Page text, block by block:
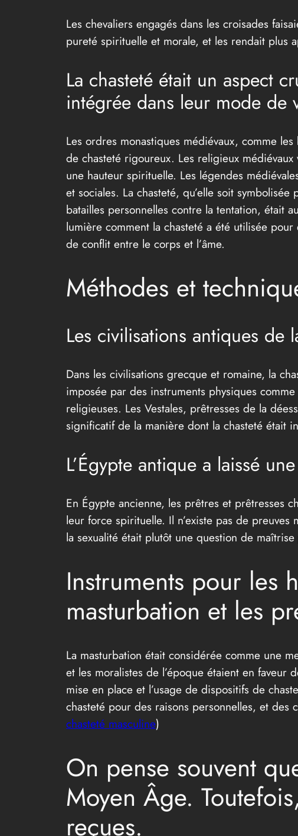
Les chevaliers engagés dans les croisades
pureté spirituelle et morale, et les rendait plus
La chasteté était un aspect
intégrée dans leur mode de
Les ordres monastiques médiévaux, comme
de chasteté rigoureux. Les religieux
une hauteur spirituelle. Les légendes
et sociales. La chasteté, qu’elle soit
batailles personnelles contre la tentation, était
lumière comment la chasteté a été utilisée
de conflit entre le corps et l’âme.
Méthodes et
Les civilisations antiques de
Dans les civilisations grecque et romaine, la
imposée par des instruments physiques
religieuses. Les Vestales, prêtresses de la
significatif de la manière dont la chasteté était
L’Égypte antique a laissé
En Égypte ancienne, les prêtres et prêtresses
leur force spirituelle. Il n’existe pas de preuves
la sexualité était plutôt une question de
Instruments pour les
masturbation et les
La masturbation était considérée comme une
et les moralistes de l’époque étaient en faveur
mise en place et l’usage de dispositifs de
chasteté pour des raisons personnelles, et
chasteté masculine)
On pense souvent
Moyen Âge.
reçues.